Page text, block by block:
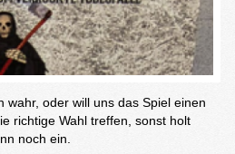
wahr, oder will uns das Spiel einen
richtige Wahl treffen, sonst holt
noch ein.